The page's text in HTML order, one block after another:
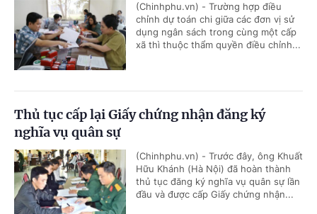
(Chinhphu.vn) - Trường hợp điều
chỉnh dự toán chi giữa các đơn vị sử
dụng ngân sách trong cùng một cấp
xã thì thuộc thẩm quyền điều chỉnh...
Thủ tục cấp lại Giấy chứng nhận đăng ký
nghĩa vụ quân sự
(Chinhphu.vn) - Trước đây, ông Khuất
Hữu Khánh (Hà Nội) đã hoàn thành
thủ tục đăng ký nghĩa vụ quân sự lần
đầu và được cấp Giấy chứng nhận...